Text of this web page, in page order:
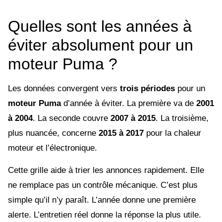
Quelles sont les années à
éviter absolument pour un
moteur Puma ?
Les données convergent vers trois périodes pour un
moteur Pumad’année à éviter. La première va de 2001
à 2004. La seconde couvre 2007 à 2015. La troisième,
plus nuancée, concerne 2015 à 2017 pour la chaleur
moteur et l’électronique.
Cette grille aide à trier les annonces rapidement. Elle
ne remplace pas un contrôle mécanique. C’est plus
simple qu’il n’y paraît. L’année donne une première
alerte. L’entretien réel donne la réponse la plus utile.